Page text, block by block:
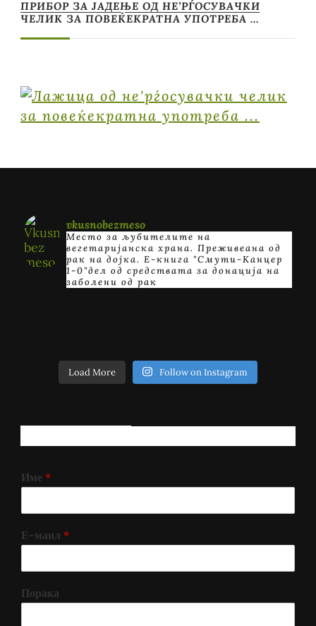
ПРИБОР ЗА ЈАДЕЊЕ ОД НЕ’РЃОСУВАЧКИ
ЧЕЛИК ЗА ПОВЕЌЕКРАТНА УПОТРЕБА …
vkusnobezmeso
Место за љубителите на
вегетаријанска храна. Преживеана од
рак на дојка. E-книга "Смути-Канцер
1-0"дел од средствата за донација на
заболени од рак
Load More Follow on Instagram
Име *
Е-маил *
Порака